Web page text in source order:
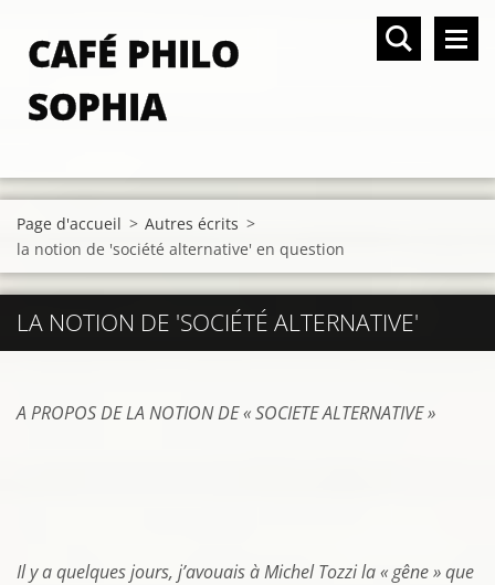
CAFÉ PHILO
SOPHIA
Page d'accueil > Autres écrits >
la notion de 'société alternative' en question
LA NOTION DE 'SOCIÉTÉ ALTERNATIVE'
A PROPOS DE LA NOTION DE « SOCIETE ALTERNATIVE »
Il y a quelques jours, j’avouais à Michel Tozzi la « gêne » que